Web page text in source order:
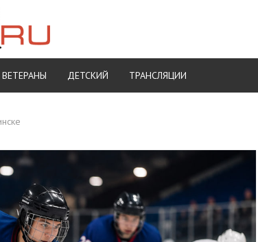
ВЕТЕРАНЫ ДЕТСКИЙ ТРАНСЛЯЦИИ